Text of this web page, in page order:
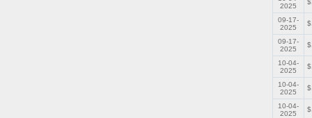
2025
09-17-
2025
09-17-
2025
10-04-
2025
10-04-
2025
10-04-
2025